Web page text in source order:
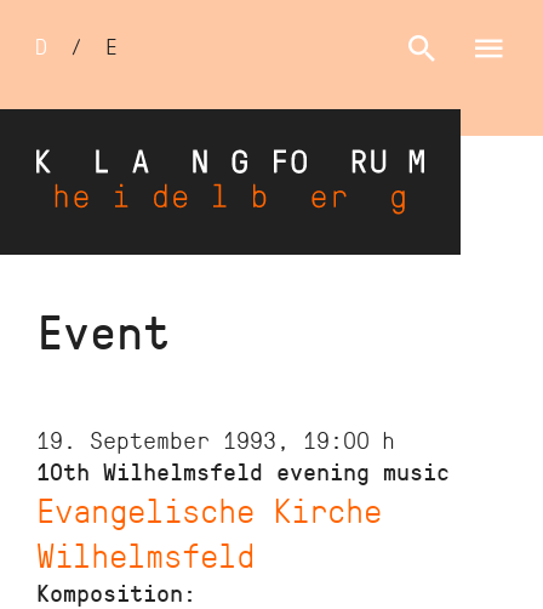
Skip
Sprachumschalter
D / E
Event
19. September 1993, 19:00 h
10th Wilhelmsfeld evening music
Evangelische Kirche
Wilhelmsfeld
Komposition: